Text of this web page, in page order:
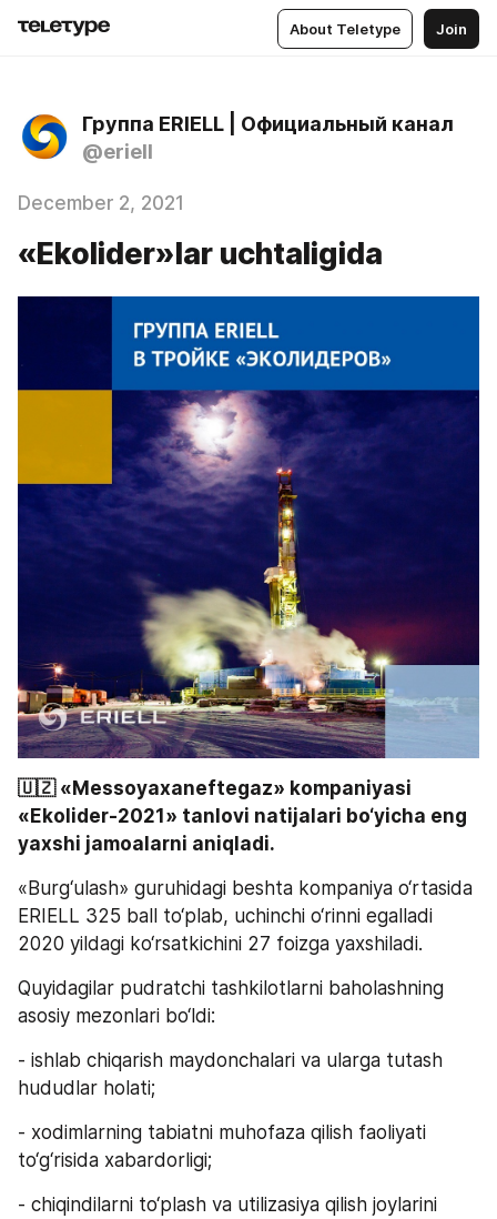
About Teletype Join
Группа ERIELL | Официальный канал
@eriell
December 2, 2021
«Ekolider»lar uchtaligida
🇺🇿 «Messoyaxaneftegaz» kompaniyasi
«Ekolider-2021» tanlovi natijalari bo‘yicha eng
yaxshi jamoalarni aniqladi.
«Burg‘ulash» guruhidagi beshta kompaniya o‘rtasida
ERIELL 325 ball to‘plab, uchinchi o‘rinni egalladi
2020 yildagi ko‘rsatkichini 27 foizga yaxshiladi.
Quyidagilar pudratchi tashkilotlarni baholashning
asosiy mezonlari bo‘ldi:
- ishlab chiqarish maydonchalari va ularga tutash
hududlar holati;
- xodimlarning tabiatni muhofaza qilish faoliyati
to‘g‘risida xabardorligi;
- chiqindilarni to‘plash va utilizasiya qilish joylarini